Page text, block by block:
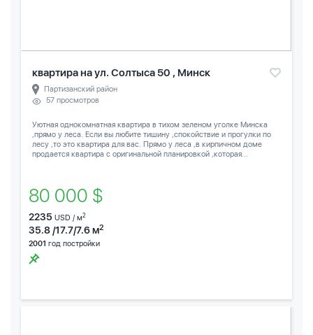
квартира на ул. Солтыса 50 , Минск
Партизанский район
57 просмотров
Уютная однокомнатная квартира в тихом зеленом уголке Минска
,прямо у леса. Если вы любите тишину ,спокойствие и прогулки по
лесу ,то это квартира для вас. Прямо у леса ,в кирпичном доме
продается квартира с оригинальной планировкой ,которая...
80 000 $
2235 USD / м2
35.8 /17.7/7.6 м2
2001 год постройки